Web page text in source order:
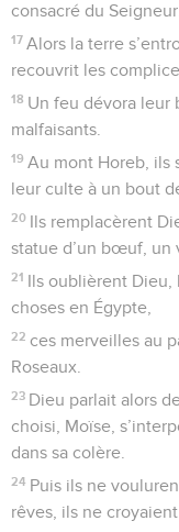
consacré du Seigneur.
17 Alors la terre
recouvrit les
18 Un feu dévora leur
malfaisants.
19 Au mont Horeb, ils
leur culte à un bout
20 Ils remplacèrent
statue d’un bœuf, un
21 Ils oublièrent Dieu,
choses en Égypte,
22 ces merveilles au
Roseaux.
23 Dieu parlait alors
choisi, Moïse,
dans sa colère.
24 Puis ils ne
rêves, ils ne